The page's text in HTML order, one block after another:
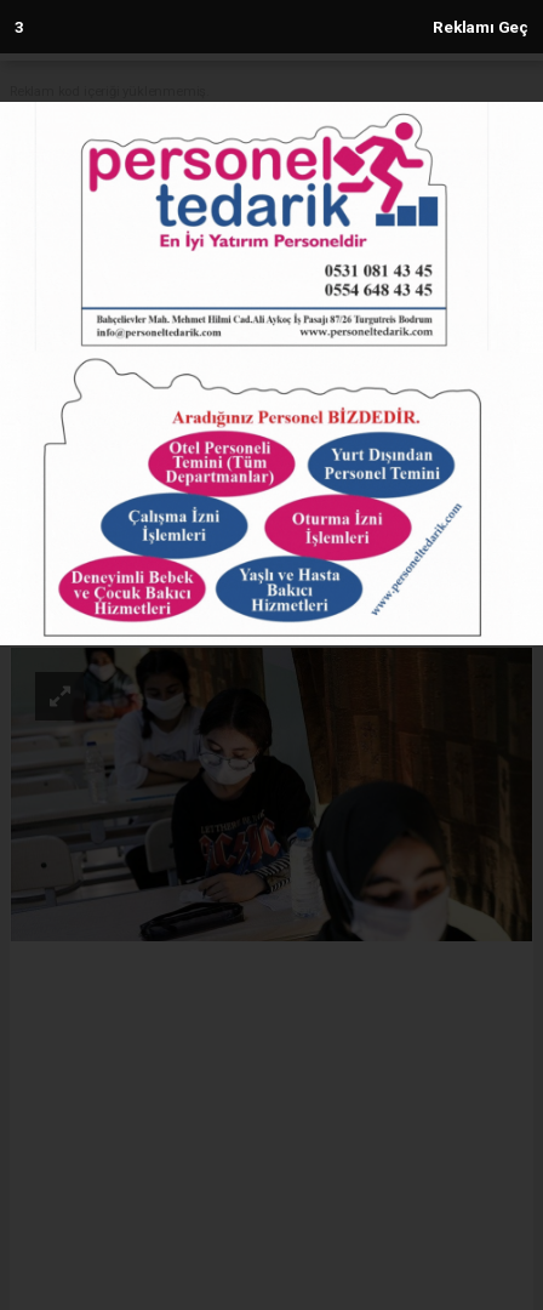
2 Reklamı Geç
Anasayfa EĞİTİM
Öğrencilerin yüzde 98'i tercih
ettikleri okullara yerleşti
24.08.2020 - 10:47, Güncelleme: 24.08.2020 - 10:47
6362+ kez okundu.
Milli Eğitim Bakanlığınca, LGS kapsamındaki
yerleştirmeye esas ikinci nakil sonuçları açıklandı.
Sonuçlara göre, öğrencilerin yüzde 98'i tercih
ettikleri okullara yerleşti.
ABONE OL